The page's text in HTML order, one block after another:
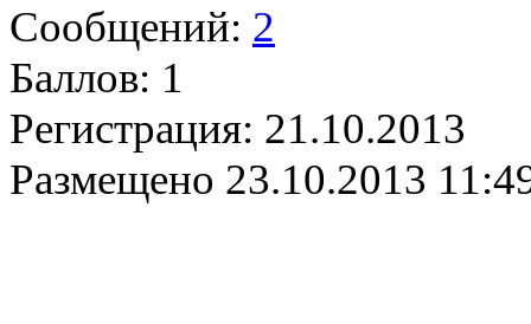
Сообщений: 2
Баллов: 1
Регистрация: 21.10.2013
Размещено 23.10.2013